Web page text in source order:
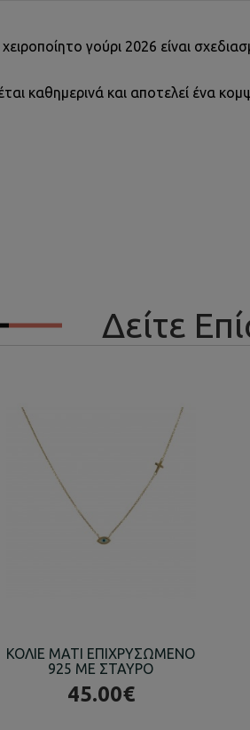
γούρι 2026 είναι
καθημερινά και αποτελεί ένα
Δείτε
ΚΟΛΙΕ ΜΑΤΙ ΕΠΙΧΡΥΣΩΜΕΝΟ
925 ΜΕ ΣΤΑΥΡΟ
45.00€